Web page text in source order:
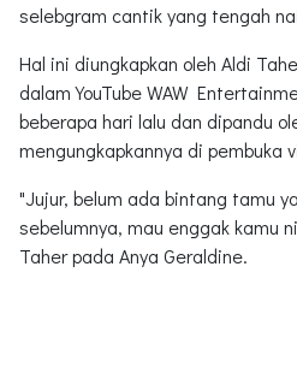
selebgram cantik yang tengah
Hal ini diungkapkan oleh Aldi
dalam YouTube WAW
beberapa hari lalu dan dipandu
mengungkapkannya di pembuka
"Jujur, belum ada bintang tamu
sebelumnya, mau enggak kamu
Taher pada Anya Geraldine.